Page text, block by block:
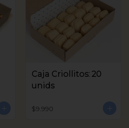
Caja Criollitos: 20
unids
$9.990